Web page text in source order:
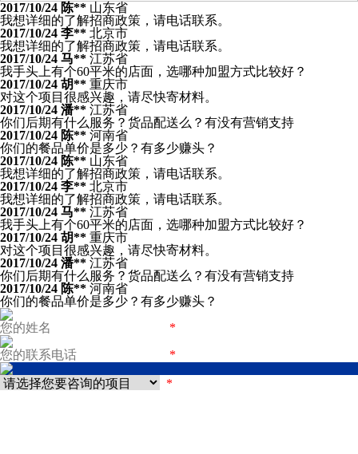
2017/10/24 陈** 山东省
我想详细的了解招商政策，请电话联系。
2017/10/24 李** 北京市
我想详细的了解招商政策，请电话联系。
2017/10/24 马** 江苏省
我手头上有个60平米的店面，选哪种加盟方式比较好？
2017/10/24 胡** 重庆市
对这个项目很感兴趣，请尽快寄材料。
2017/10/24 潘** 江苏省
你们后期有什么服务？货品配送么？有没有营销支持
2017/10/24 陈** 河南省
你们的餐品单价是多少？有多少赚头？
2017/10/24 陈** 山东省
我想详细的了解招商政策，请电话联系。
2017/10/24 李** 北京市
我想详细的了解招商政策，请电话联系。
2017/10/24 马** 江苏省
我手头上有个60平米的店面，选哪种加盟方式比较好？
2017/10/24 胡** 重庆市
对这个项目很感兴趣，请尽快寄材料。
2017/10/24 潘** 江苏省
你们后期有什么服务？货品配送么？有没有营销支持
2017/10/24 陈** 河南省
你们的餐品单价是多少？有多少赚头？
*
*
*